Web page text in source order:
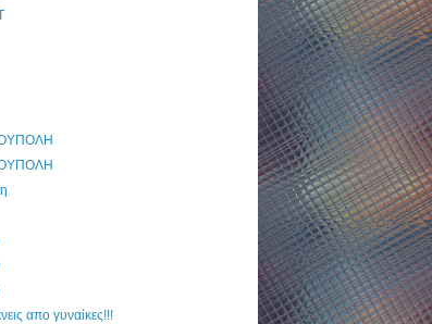
απο γυναίκες!!!